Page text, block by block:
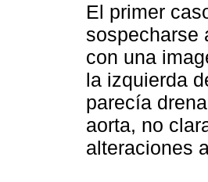
El primer
sospecharse
con una
la izquierda
parecía
aorta, no
alteraciones